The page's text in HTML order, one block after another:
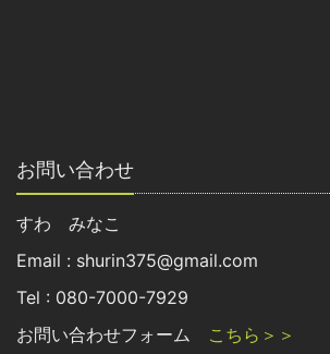
お問い合わせ
すわ みなこ
Email : shurin375@gmail.com
Tel : 080-7000-7929
お問い合わせフォーム こちら＞＞